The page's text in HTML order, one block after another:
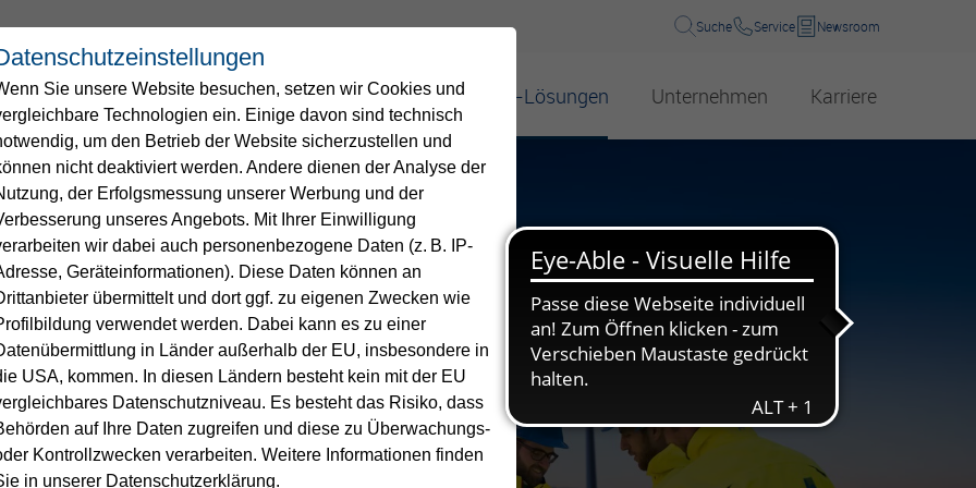
Suche Service Newsroom
Wasser
auf einen Blick Unsere Leistungen für Ihr Trinkwasser Wasserhärte
Wasseraufbereitungsstoffe Preise
bei Stromausfall Wasserverbrauchsrechner Umweltbildung
Info-Material für Schulen und Co.
Veranstaltungen für Schulen und Co.
Wasserwerksbesuch für Schulen und Co.
Service
anmelden
Standrohr Wärmelösungen
Energie
Linnich
B2B-Lösungen
Abwasser
Klärschlammverwertung & Phosphorgewinnung
Kläranlage
Kooperationen
Kanal
Energie
Energieerzeugung
Energieeffizienz
& Services
Unternehmen
Flagge zeigen Über uns
Management
Compliance und Hinweisgeber
Zahlen, Daten, Fakten
Verantwortung für Gesellschaft und Umwelt
Gleichbehandlungsbericht
Karriere
Studium Stellenangebote
meistern
von Gelsenwasser
Sie unsere Website besuchen, setzen wir Cookies und
Technologien ein. Einige davon sind technisch
um den Betrieb der Website sicherzustellen und
nicht deaktiviert werden. Andere dienen der Analyse der
der Erfolgsmessung unserer Werbung und der
unseres Angebots. Mit Ihrer Einwilligung
wir dabei auch personenbezogene Daten (z. B. IP-
Geräteinformationen). Diese Daten können an
übermittelt und dort ggf. zu eigenen Zwecken wie
verwendet werden. Dabei kann es zu einer
in Länder außerhalb der EU, insbesondere in
USA, kommen. In diesen Ländern besteht kein mit der EU
Datenschutzniveau. Es besteht das Risiko, dass
auf Ihre Daten zugreifen und diese zu Überwachungs-
Kontrollzwecken verarbeiten. Weitere Informationen finden
in unserer Datenschutzerklärung.